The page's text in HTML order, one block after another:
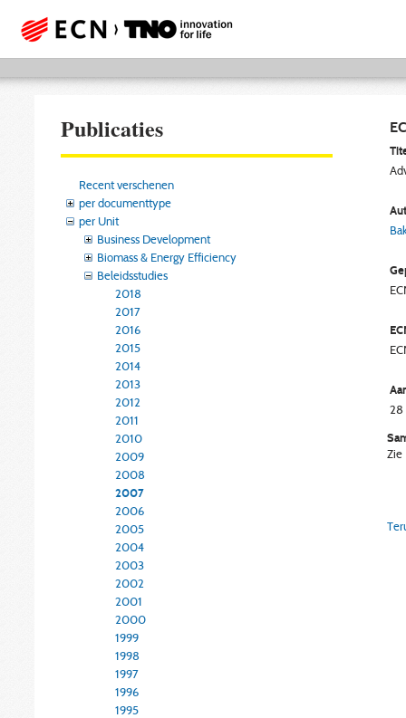
Publicaties
Recent verschenen
per documenttype
per Unit
Business Development
Biomass & Energy Efficiency
Beleidsstudies
2018
2017
2016
2015
2014
2013
2012
2011
2010
2009
2008
2007
2006
2005
2004
2003
2002
2001
2000
1999
1998
1997
1996
1995
28
Zie